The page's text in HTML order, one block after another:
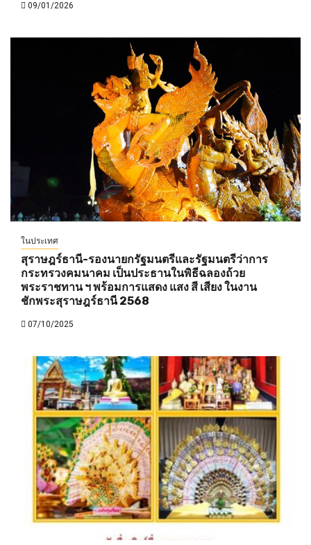
09/01/2026
ในประเทศ
สุราษฎร์ธานี-รองนายกรัฐมนตรีและรัฐมนตรีว่าการ
กระทรวงคมนาคม เป็นประธานในพิธีฉลองถ้วย
พระราชทาน ฯ พร้อมการแสดง แสง สี เสียง ในงาน
ชักพระสุราษฎร์ธานี 2568
07/10/2025